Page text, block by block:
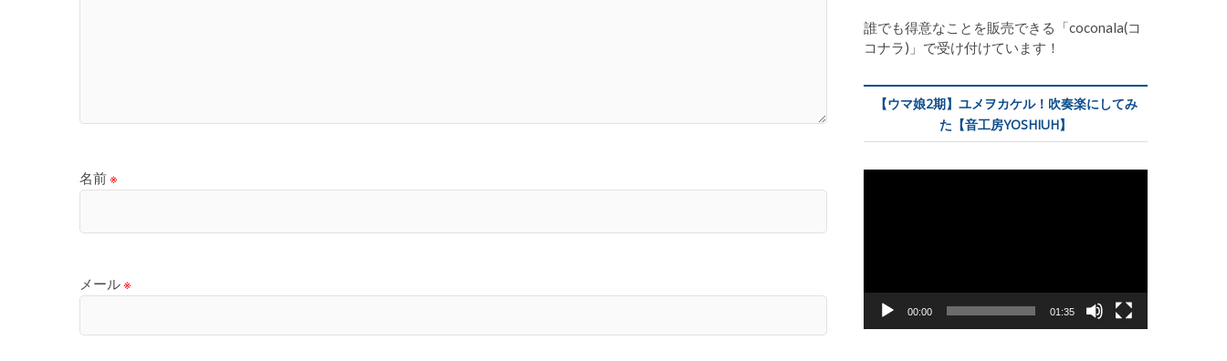
名前※
メール※
誰でも得意なことを販売できる「coconala(コ
コナラ)」で受け付けています！
【ウマ娘2期】ユメヲカケル！吹奏楽にしてみ
た【音工房YOSHIUH】
00:00 01:35